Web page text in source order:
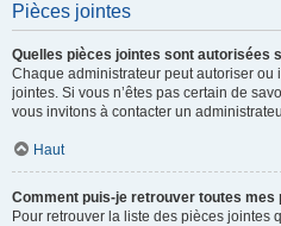
Pièces jointes
Quelles pièces jointes sont autorisées
Chaque administrateur peut autoriser ou
jointes. Si vous n’êtes pas certain de
vous invitons à contacter un
Haut
Comment puis-je retrouver toutes mes
Pour retrouver la liste des pièces jointes